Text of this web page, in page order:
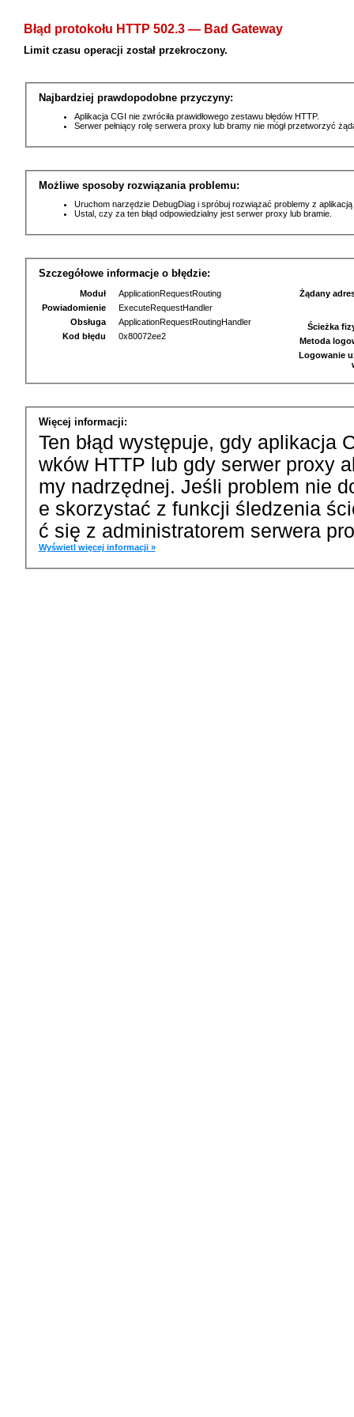
Błąd protokołu HTTP 502.3 — Bad Gateway
Limit czasu operacji został przekroczony.
Najbardziej prawdopodobne przyczyny:
Aplikacja CGI nie zwróciła prawidłowego zestawu błędów HTTP.
Serwer pełniący rolę serwera proxy lub bramy nie mógł przetworzyć
Możliwe sposoby rozwiązania problemu:
Uruchom narzędzie DebugDiag i spróbuj rozwiązać problemy z
Ustal, czy za ten błąd odpowiedzialny jest serwer proxy lub bramie.
Szczegółowe informacje o błędzie:
Moduł
ApplicationRequestRouting
Powiadomienie
ExecuteRequestHandler
Obsługa
ApplicationRequestRoutingHandler
Kod błędu
0x80072ee2
Żądany
Ścieżka
Metoda
Logowanie
Więcej informacji:
Ten błąd występuje, gdy aplikacja
wków HTTP lub gdy serwer proxy
my nadrzędnej. Jeśli problem nie
e skorzystać z funkcji śledzenia
ć się z administratorem serwera
Wyświetl więcej informacji »